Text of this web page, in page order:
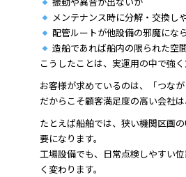
メンテナンス時に分解・交換し
配管ルートが他設備の邪魔にな
造船であれば船内の限られた空
こうしたことは、実運用の中で強く
お客様が求めているのは、「つな
だからこそ顧客満足度の高い会社
たとえば船舶では、狭い機関区画
要になります。
工場設備でも、日常点検しやすい
く変わります。